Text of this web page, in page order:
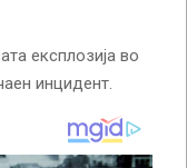
експлозија во
инцидент.